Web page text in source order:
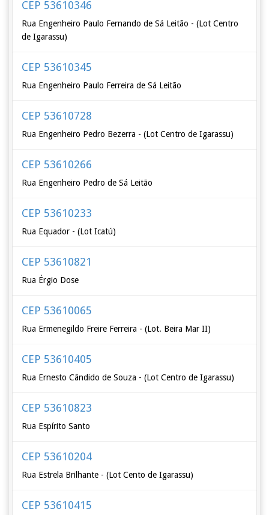
CEP 53610346
Rua Engenheiro Paulo Fernando de Sá Leitão - (Lot Centro
de Igarassu)
CEP 53610345
Rua Engenheiro Paulo Ferreira de Sá Leitão
CEP 53610728
Rua Engenheiro Pedro Bezerra - (Lot Centro de Igarassu)
CEP 53610266
Rua Engenheiro Pedro de Sá Leitão
CEP 53610233
Rua Equador - (Lot Icatú)
CEP 53610821
Rua Érgio Dose
CEP 53610065
Rua Ermenegildo Freire Ferreira - (Lot. Beira Mar II)
CEP 53610405
Rua Ernesto Cândido de Souza - (Lot Centro de Igarassu)
CEP 53610823
Rua Espírito Santo
CEP 53610204
Rua Estrela Brilhante - (Lot Cento de Igarassu)
CEP 53610415